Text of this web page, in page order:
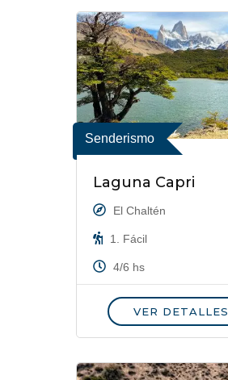
Senderismo
Laguna Capri
El Chaltén
1. Fácil
4/6 hs
VER DETALLES